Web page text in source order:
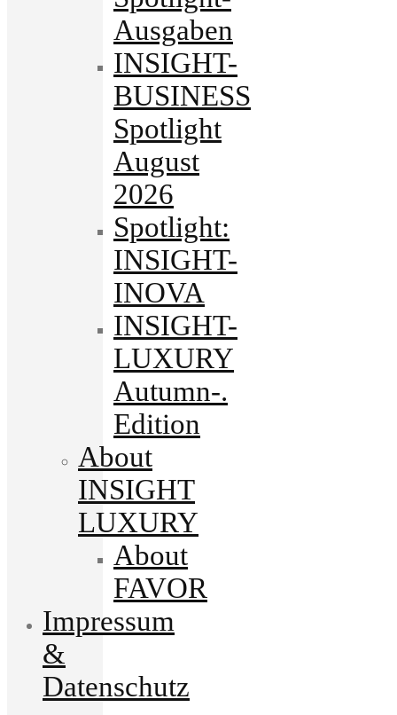
Ausgaben
INSIGHT-
BUSINESS
Spotlight
August
2026
Spotlight:
INSIGHT-
INOVA
INSIGHT-
LUXURY
Autumn-.
Edition
About
INSIGHT
LUXURY
About
FAVOR
Impressum
&
Datenschutz